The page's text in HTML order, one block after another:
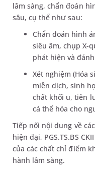
lâm sàng, chẩn đoán
sâu, cụ thể như sau:
Chẩn đoán hình
siêu âm, chụp X-
phát hiện và
Xét nghiệm (Hóa
miễn dịch, sinh
chất khối u, tiên
cá thể hóa cho
Tiếp nối nội dung về
hiện đại, PGS.TS.BS
của các chất chỉ điểm
hành lâm sàng.